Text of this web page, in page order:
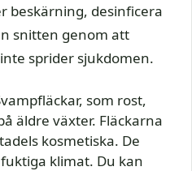
beskärning, desinficera
snitten genom att
sprider sjukdomen.
som rost,
äldre växter. Fläckarna
kosmetiska. De
klimat. Du kan